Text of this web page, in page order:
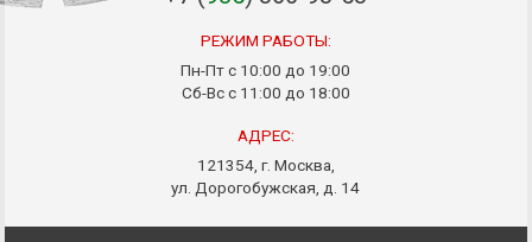
РЕЖИМ РАБОТЫ:
Пн-Пт с 10:00 до 19:00
Сб-Вс с 11:00 до 18:00
АДРЕС:
121354, г. Москва,
ул. Дорогобужская, д. 14